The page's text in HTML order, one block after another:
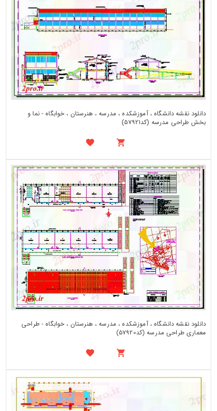
دانلود نقشه دانشگاه ، آموزشکده ، مدرسه ، هنرستان ، خوابگاه - نما و
بخش طراحی مدرسه (کد57921)
دانلود نقشه دانشگاه ، آموزشکده ، مدرسه ، هنرستان ، خوابگاه - طراحی
معماری طراحی مدرسه (کد57920)